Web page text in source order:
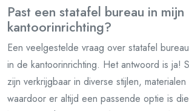
Past een statafel bureau in mijn
kantoorinrichting?
Een veelgestelde vraag over statafel
in de kantoorinrichting. Het antwoord is ja!
zijn verkrijgbaar in diverse stijlen,
waardoor er altijd een passende optie is